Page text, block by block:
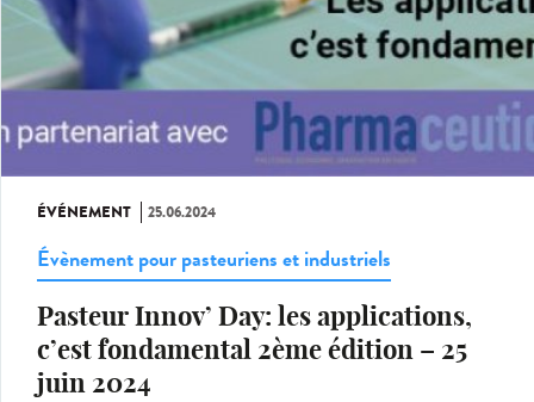
ÉVÉNEMENT 25.06.2024
Évènement pour pasteuriens et industriels
Pasteur Innov’ Day: les applications,
c’est fondamental 2ème édition – 25
juin 2024